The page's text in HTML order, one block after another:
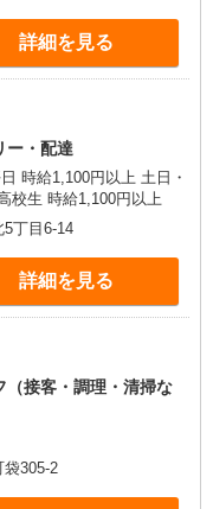
詳細を見る
ー・配達
時給1,100円以上 土日・
校生 時給1,100円以上
丁目6-14
詳細を見る
（接客・調理・清掃な
305-2